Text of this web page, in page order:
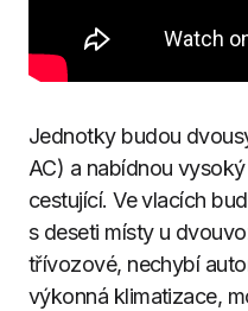
Jednotky budou
AC) a nabídnou
cestující. Ve vlacích
s deseti místy u
třívozové, nechybí
výkonná klimatizace,